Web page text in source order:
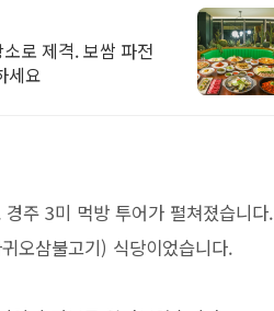
로 제격. 보쌈 파전
세요
주 3미 먹방 투어가 펼쳐졌습니다.
오삼불고기) 식당이었습니다.